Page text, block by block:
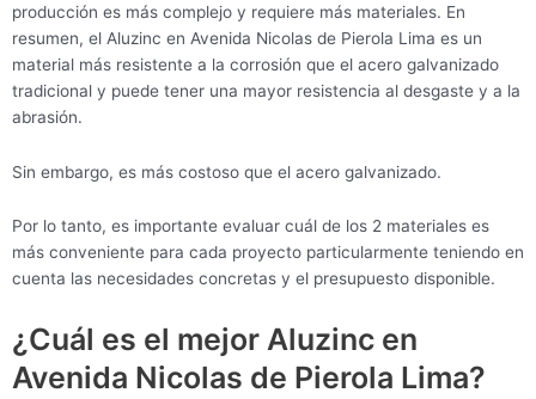
producción es más complejo y requiere más materiales. En
resumen, el Aluzinc en Avenida Nicolas de Pierola Lima es un
material más resistente a la corrosión que el acero galvanizado
tradicional y puede tener una mayor resistencia al desgaste y a la
abrasión.
Sin embargo, es más costoso que el acero galvanizado.
Por lo tanto, es importante evaluar cuál de los 2 materiales es
más conveniente para cada proyecto particularmente teniendo en
cuenta las necesidades concretas y el presupuesto disponible.
¿Cuál es el mejor Aluzinc en
Avenida Nicolas de Pierola Lima?